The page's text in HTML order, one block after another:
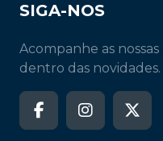
SIGA-NOS
Acompanhe as
dentro das novidades.